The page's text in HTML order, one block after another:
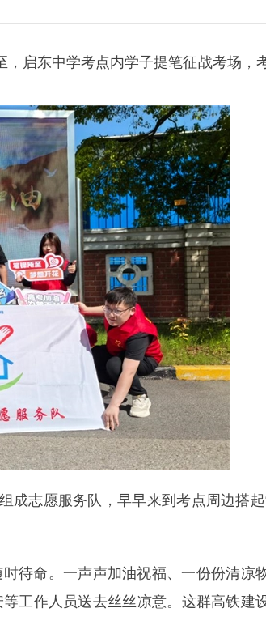
启东中学考点内学子提笔征战考场，
成志愿服务队，早早来到考点周边搭起
待命。一声声加油祝福、一份份清凉
工作人员送去丝丝凉意。这群高铁建